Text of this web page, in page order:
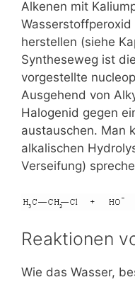
Alkenen mit
Wasserstoffperoxid
herstellen (siehe
Syntheseweg ist
vorgestellte
Ausgehend von
Halogenid gegen
austauschen. Man
alkalischen
Verseifung)
Reaktionen
Wie das Wasser,